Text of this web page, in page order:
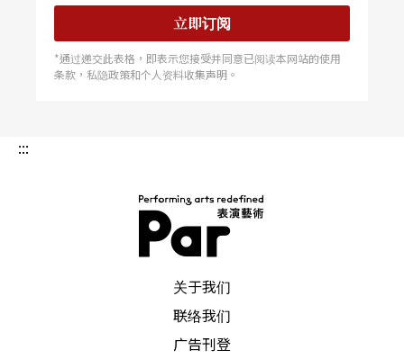
写了上句话，还不知道下句话要写什么。再来是我
最喜欢的过程：不断地修改剧本。这时候特别著重
对白的节奏、人物的厚度、表现的形式、结构的营
好友看（不一定是同行的），到处搜集意见，经过
然后再改……如此数回，才渐渐定稿。《夜夜夜
麻》从初稿到定稿将近写了一年。在这一年中，朋
友及学生给我的许多意见非常宝贵，很犀利地洞察
我创作上的盲点。其实，今年我还写了一部《家庭
革命》，但是朋友反应不佳，已经被我丢在垃圾桶
立即订阅
*通过递交此表格，即表示您接受并同意已阅读本网站的使用
条款，私隐政策和个人资料收集声明。
:::
关于我们
联络我们
广告刊登